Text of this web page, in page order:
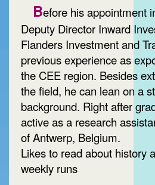
Before his appointment
Deputy Director Inward
Flanders Investment and
previous experience as
the CEE region. Besides
the field, he can lean on a
background. Right after
active as a research
of Antwerp, Belgium.
Likes to read about history
weekly runs